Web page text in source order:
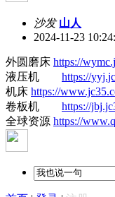
沙发 山人
2024-11-23
外圆磨床 https://
液压机 https://
机床 https://
卷板机 https://
全球资源 https://